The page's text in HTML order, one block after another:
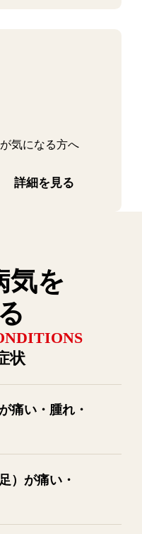
気を
状
痛い・腫れ・
）が​痛い・
気になる方へ
詳細を見る